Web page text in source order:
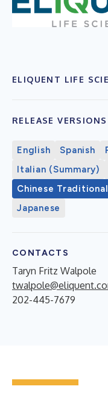
ELIQUENT LIFE
RELEASE VERSIONS
English Spanish
Italian (Summary)
Chinese Traditional
Japanese
CONTACTS
Taryn Fritz Walpole
202-445-7679